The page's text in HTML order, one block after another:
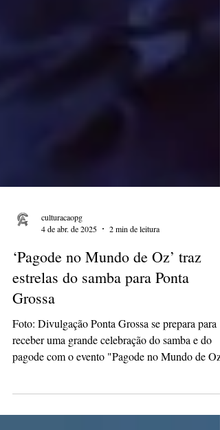
4 de abr. de 2025
2 min de leitura
‘Pagode no Mundo de Oz’ traz
estrelas do samba para Ponta
Grossa
Foto: Divulgação Ponta Grossa se prepara para
receber uma grande celebração do samba e do
,...